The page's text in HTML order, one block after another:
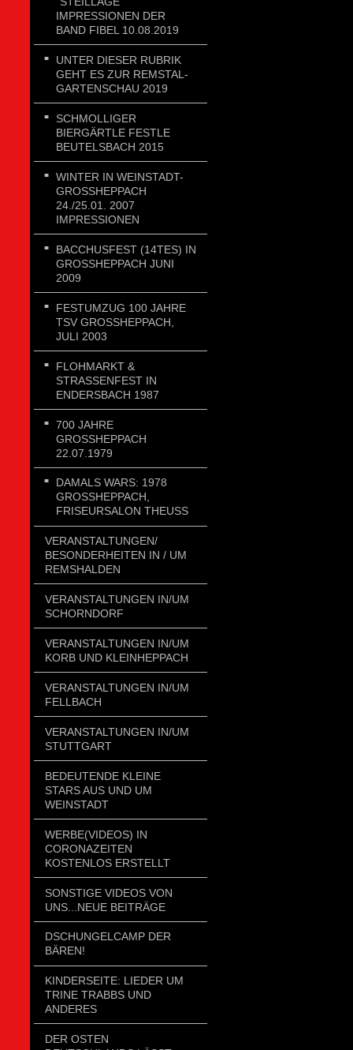
IMPRESSIONEN DER
BAND FIBEL 10.08.2019
UNTER DIESER RUBRIK
GEHT ES ZUR REMSTAL-
GARTENSCHAU 2019
SCHMOLLIGER
BIERGÄRTLE FESTLE
BEUTELSBACH 2015
WINTER IN WEINSTADT-
GROSSHEPPACH 2
4./25.01. 2007 I
MPRESSIONEN
BACCHUSFEST (14TES) IN
GROSSHEPPACH JUNI 2
009
FESTUMZUG 100 JAHRE
TSV GROSSHEPPACH, J
ULI 2003
FLOHMARKT &
STRASSENFEST IN E
NDERSBACH 1987
700 JAHRE
GROSSHEPPACH 2
2.07.1979
DAMALS WARS: 1978
GROSSHEPPACH, F
RISEURSALON THEUSS
VERANSTALTUNGEN/
BESONDERHEITEN IN / UM
REMSHALDEN
VERANSTALTUNGEN IN/UM
SCHORNDORF
VERANSTALTUNGEN IN/UM
KORB UND KLEINHEPPACH
VERANSTALTUNGEN IN/UM
FELLBACH
VERANSTALTUNGEN IN/UM
STUTTGART
BEDEUTENDE KLEINE
STARS AUS UND UM
WEINSTADT
WERBE(VIDEOS) IN
CORONAZEITEN
KOSTENLOS ERSTELLT
SONSTIGE VIDEOS VON
UNS...NEUE BEITRÄGE
DSCHUNGELCAMP DER
BÄREN!
KINDERSEITE: LIEDER UM
TRINE TRABBS UND
ANDERES
DER OSTEN